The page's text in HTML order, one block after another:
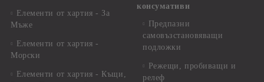
Елементи от хартия - За
Мъже
Елементи от хартия -
Морски
Елементи от хартия - Къщи,
консумативи
Предпазни
самовъзстановяващи
подложки
Режещи, пробиващи и
релеф